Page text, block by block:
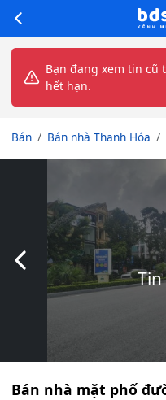
Bạn đang xem tin cũ
hết hạn.
Bán Bán nhà Thanh Hóa
Slide trước
Bán nhà mặt phố